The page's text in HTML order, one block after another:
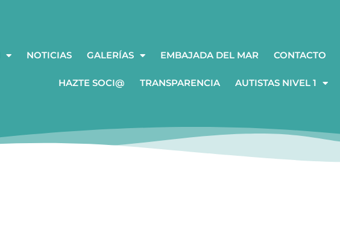
NOTICIAS GALERÍAS EMBAJADA DEL MAR CONTACTO
HAZTE SOCI@ TRANSPARENCIA AUTISTAS NIVEL 1